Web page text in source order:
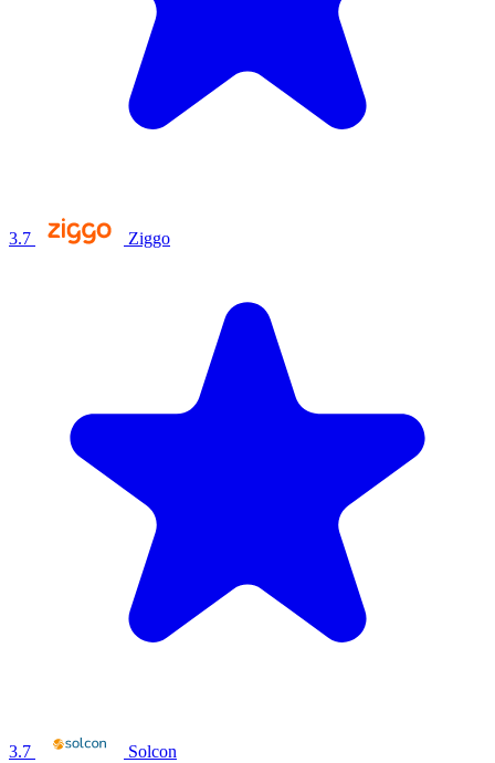
3.7 Ziggo
3.7 Solcon